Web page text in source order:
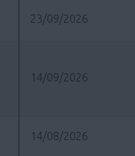
23/09/2026
14/09/2026
14/08/2026